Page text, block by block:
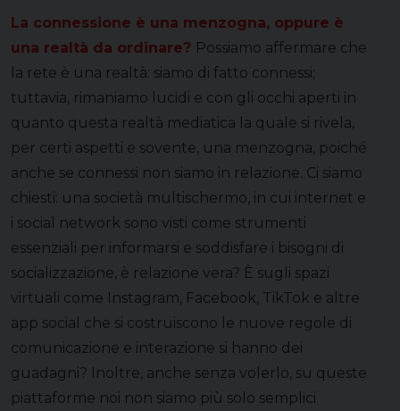
La connessione è una menzogna, oppure è
una realtà da ordinare? Possiamo affermare che
la rete è una realtà: siamo di fatto connessi;
tuttavia, rimaniamo lucidi e con gli occhi aperti in
quanto questa realtà mediatica la quale si rivela,
per certi aspetti e sovente, una menzogna, poiché
anche se connessi non siamo in relazione. Ci siamo
chiesti: una società multischermo, in cui internet e
i social network sono visti come strumenti
essenziali per informarsi e soddisfare i bisogni di
socializzazione, è relazione vera? È sugli spazi
virtuali come Instagram, Facebook, TikTok e altre
app social che si costruiscono le nuove regole di
comunicazione e interazione si hanno dei
guadagni? Inoltre, anche senza volerlo, su queste
piattaforme noi non siamo più solo semplici